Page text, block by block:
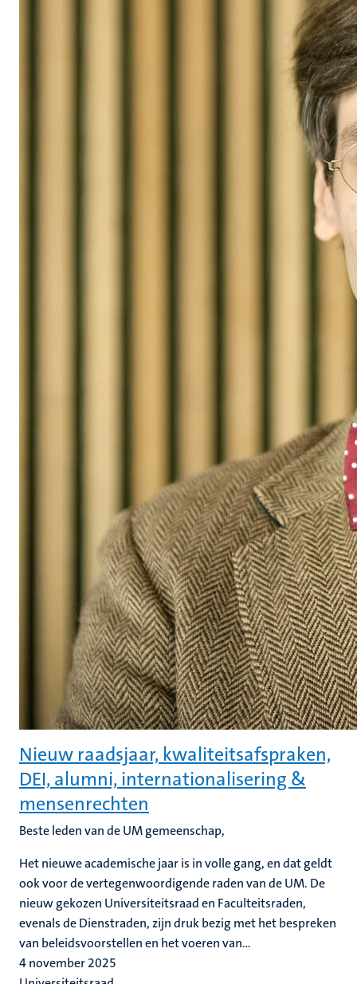
Nieuw raadsjaar, kwaliteitsafspraken,
DEI, alumni, internationalisering &
mensenrechten
Beste leden van de UM gemeenschap,
Het nieuwe academische jaar is in volle gang, en dat geldt
ook voor de vertegenwoordigende raden van de UM. De
nieuw gekozen Universiteitsraad en Faculteitsraden,
evenals de Dienstraden, zijn druk bezig met het bespreken
van beleidsvoorstellen en het voeren van...
4 november 2025